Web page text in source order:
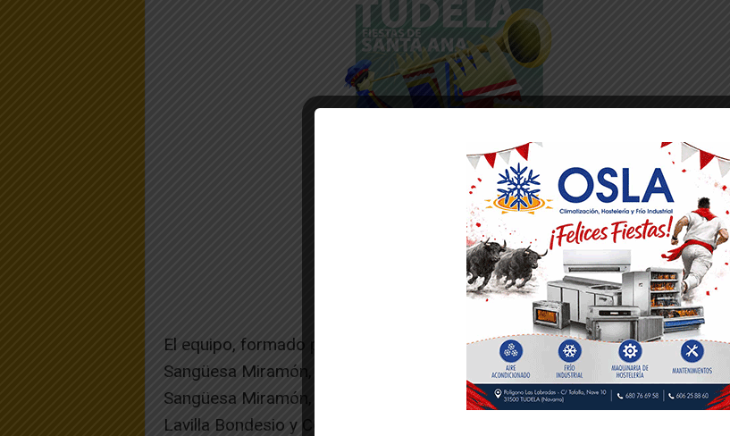
El equipo, formado por los alumnos Alberto Gil, Wassim Bouzaham, Olivia
Sangüesa Miramón, Diego Marín Falcón, María Garcés González, Celia
Sangüesa Miramón, Daniel Marín Falcón, Julia Duque García-Monge, Amalia
Lavilla Bondesio y Conchita Yanguas Pérez y los profesores Amaia Labarta